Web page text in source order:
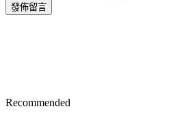
發佈留言
Recommended